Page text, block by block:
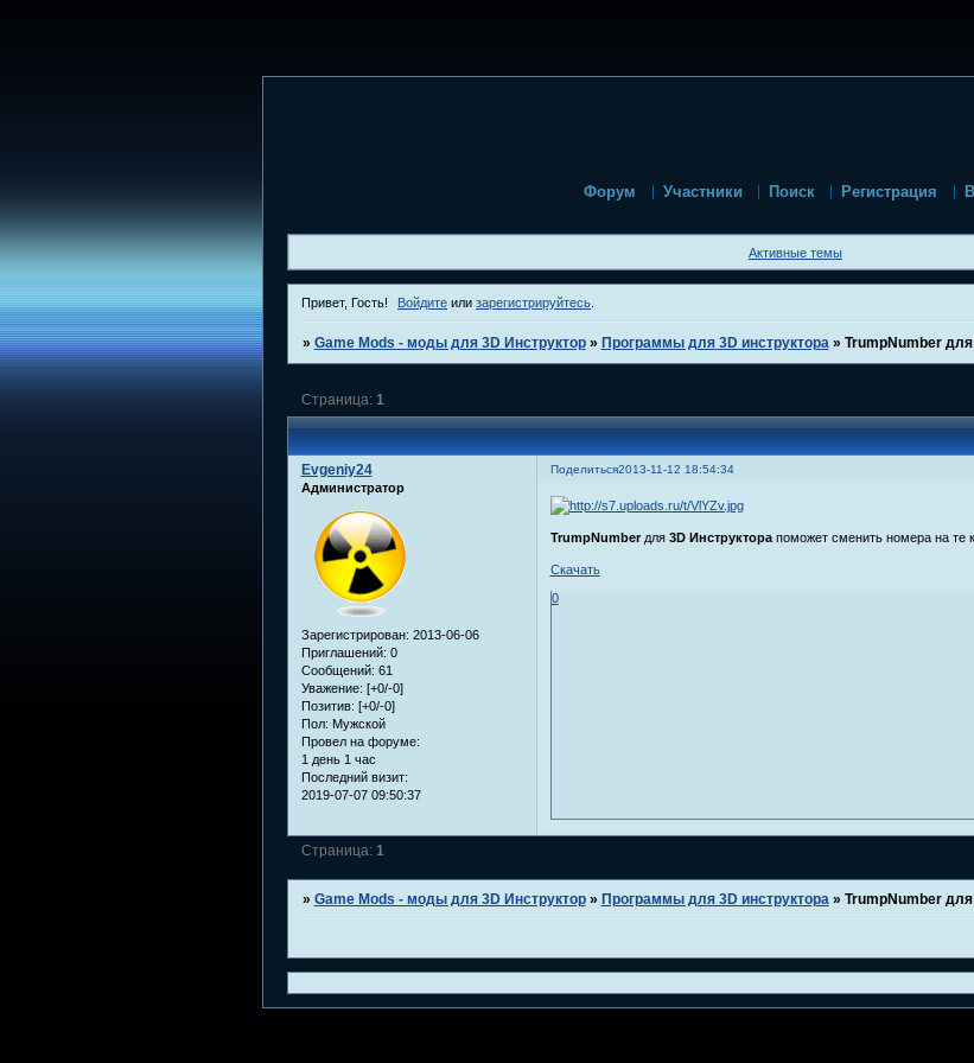
Форум Участники Поиск Регистрация
Активные темы
Привет, Гость! Войдите или зарегистрируйтесь
» Game Mods - моды для 3D Инструктор » Программы для 3D инструктора » TrumpNumber
Страница: 1
Поделиться2013-11-12 18:54:34
Evgeniy24
Администратор
Зарегистрирован: 2013-06-06
Приглашений: 0
Сообщений: 61
Уважение: [+0/-0]
Позитив: [+0/-0]
Пол: Мужской
Провел на форуме:
1 день 1 час
Последний визит:
2019-07-07 09:50:37
TrumpNumberдля 3D Инструкторапоможет сменить номера на те
Скачать
0
Страница: 1
» Game Mods - моды для 3D Инструктор » Программы для 3D инструктора » TrumpNumber